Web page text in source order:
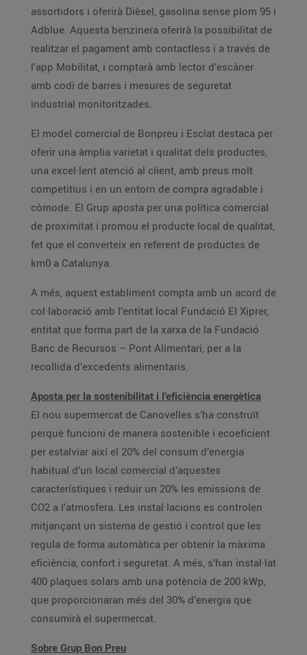
assortidors i oferirà Dièsel, gasolina sense plom 95 i
Adblue. Aquesta benzinera oferirà la possibilitat de
realitzar el pagament amb contactless i a través de
l’app Mobilitat, i comptarà amb lector d’escàner
amb codi de barres i mesures de seguretat
industrial monitoritzades.
El model comercial de Bonpreu i Esclat destaca per
oferir una àmplia varietat i qualitat dels productes,
una excel·lent atenció al client, amb preus molt
competitius i en un entorn de compra agradable i
còmode. El Grup aposta per una política comercial
de proximitat i promou el producte local de qualitat,
fet que el converteix en referent de productes de
km0 a Catalunya.
A més, aquest establiment compta amb un acord de
col·laboració amb l’entitat local Fundació El Xiprer,
entitat que forma part de la xarxa de la Fundació
Banc de Recursos – Pont Alimentari, per a la
recollida d’excedents alimentaris.
Aposta per la sostenibilitat i l’eficiència energètica
El nou supermercat de Canovelles s’ha construït
perquè funcioni de manera sostenible i ecoeficient
per estalviar així el 20% del consum d’energia
habitual d’un local comercial d’aquestes
característiques i reduir un 20% les emissions de
CO2 a l’atmosfera. Les instal·lacions es controlen
mitjançant un sistema de gestió i control que les
regula de forma automàtica per obtenir la màxima
eficiència, confort i seguretat. A més, s’han instal·lat
400 plaques solars amb una potència de 200 kWp,
que proporcionaran més del 30% d’energia que
consumirà el supermercat.
Sobre Grup Bon Preu